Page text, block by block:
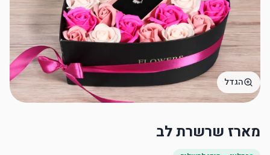
הגדל
מארז שרשרת לב